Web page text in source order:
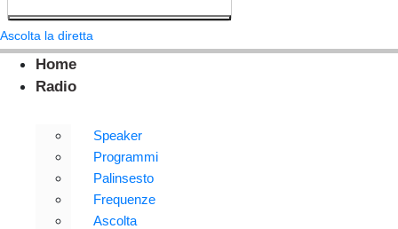
Ascolta la diretta
Home
Radio
Speaker
Programmi
Palinsesto
Frequenze
Ascolta